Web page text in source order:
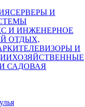
СЕРВЕРЫ И
И ИНЖЕНЕРНОЕ
ОТДЫХ,
ТЕЛЕВИЗОРЫ И
ХОЗЯЙСТВЕННЫЕ
САДОВАЯ